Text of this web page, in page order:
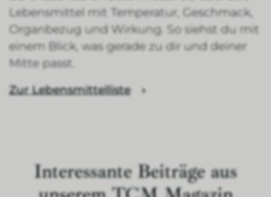
Lebensmittel mit Temperatur, Geschmack,
Organbezug und Wirkung. So siehst du mit
einem Blick, was gerade zu dir und deiner
Mitte passt.
Zur Lebensmittelliste
Interessante Beiträge aus